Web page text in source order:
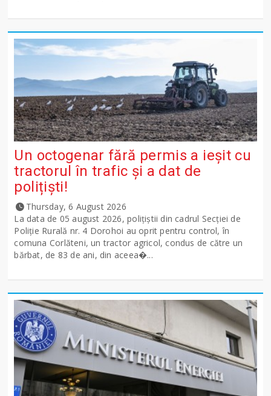
Un octogenar fără permis a ieșit cu
tractorul în trafic și a dat de
polițiști!
Thursday, 6 August 2026
La data de 05 august 2026, polițiștii din cadrul Secției de
Poliție Rurală nr. 4 Dorohoi au oprit pentru control, în
comuna Corlăteni, un tractor agricol, condus de către un
bărbat, de 83 de ani, din aceea�...